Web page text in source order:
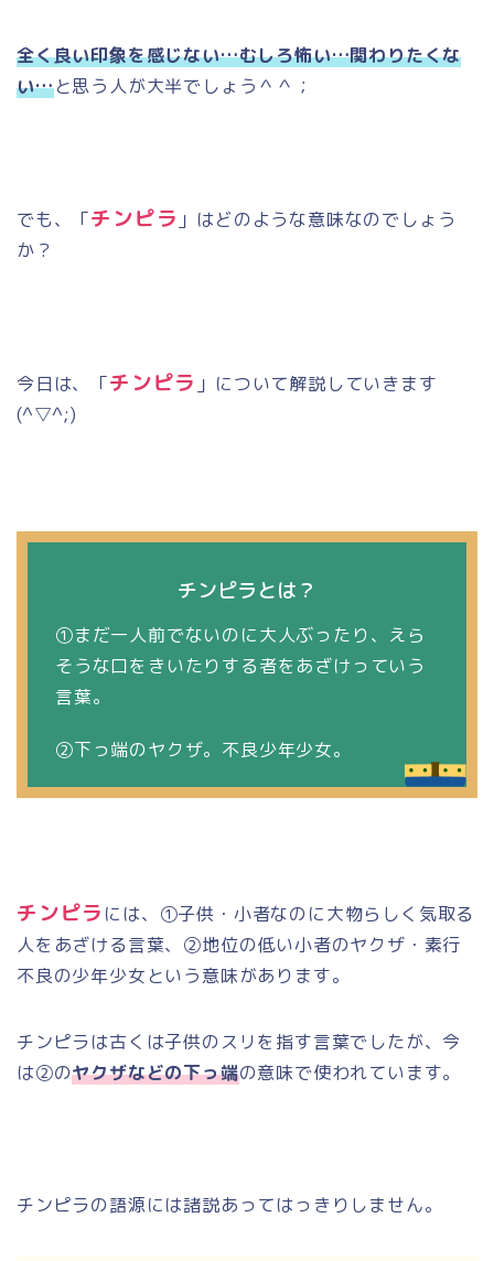
全く良い印象を感じない…むしろ怖い…関わりたくな
い…と思う人が大半でしょう＾＾；
でも、「チンピラ 」はどのような意味なのでしょう
か？
今日は、「チンピラ 」について解説していきます
(^▽^;)
チンピラとは？
①まだ一人前でないのに大人ぶったり、えら
そうな口をきいたりする者をあざけっていう
言葉。
②下っ端のヤクザ。不良少年少女。
チンピラ には、①子供・小者なのに大物らしく気取る
人をあざける言葉、②地位の低い小者のヤクザ・素行
不良の少年少女という意味があります。
チンピラは古くは子供のスリを指す言葉でしたが、今
は②のヤクザなどの下っ端の意味で使われています。
チンピラの語源には諸説あってはっきりしません。